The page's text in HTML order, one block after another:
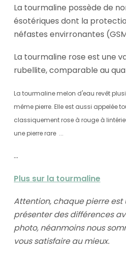
La tourmaline possède de
ésotériques dont la
néfastes envirronantes
La tourmaline rose est une
rubellite, comparable au
La tourmaline melon d'eau revêt
même pierre. Elle est aussi appelée
classiquement rose à rouge à
une pierre rare ...
...
Plus sur la tourmaline
Attention, chaque pierre est
présenter des différences
photo, néanmoins nous
vous satisfaire au mieux.